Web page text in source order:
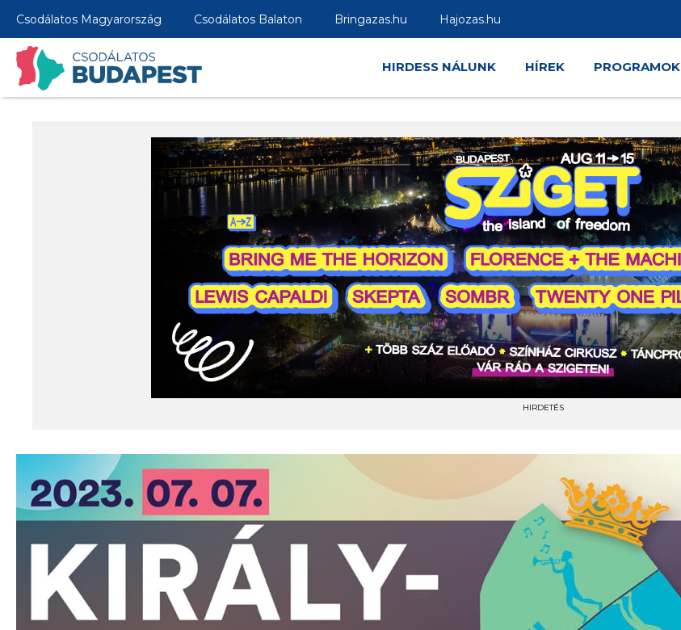
Csodálatos Magyarország Csodálatos Balaton Bringazas.hu Hajozas.hu
HIRDESS NÁLUNK HÍREK PROGRAMOK
HIRDETÉS